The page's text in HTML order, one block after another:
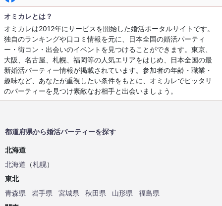
オミカレとは？
オミカレは2012年にサービスを開始した婚活ポータルサイトです。
独自のランキングや口コミ情報を元に、日本全国の婚活パーティ
ー・街コン・出会いのイベントを見つけることができます。東京、
大阪、名古屋、札幌、福岡等の人気エリアをはじめ、日本全国の最
新婚活パーティー情報が掲載されています。参加者の年齢・職業・
趣味など、あなたが重視したい条件をもとに、オミカレでピッタリ
のパーティーを見つけ素敵なお相手と出会いましょう。
都道府県から婚活パーティーを探す
北海道
北海道 （札幌）
東北
青森県
岩手県 宮城県 秋田県 山形県
福島県